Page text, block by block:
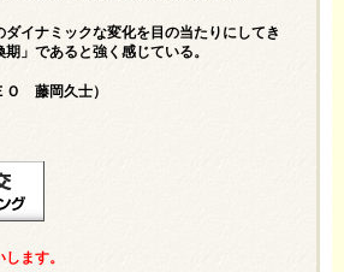
イナミックな変化を目の当たりにしてき
」であると強く感じている。
Ｏ 藤岡久士）
ます。